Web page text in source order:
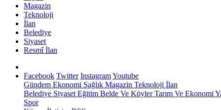
Magazin
Teknoloji
İlan
Belediye
Siyaset
Resmî İlan
Facebook Twitter InstagramYoutube
Gündem Ekonomi Sağlık Magazin Teknoloji İlan
Belediye Siyaset Eğitim Belde Ve KöylerTarım Ve Ekonomi
Spor